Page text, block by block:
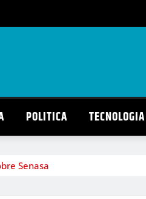
POLITICA TECNOLOGIA
Senasa